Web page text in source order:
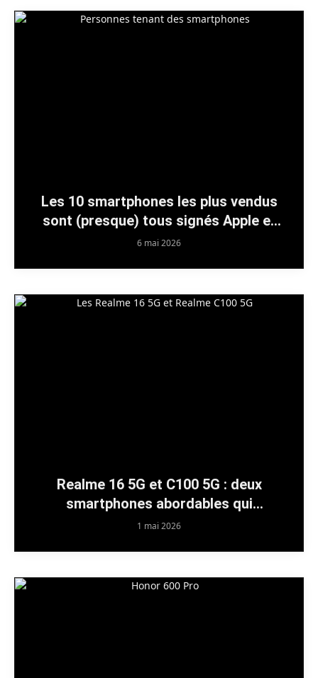
Les 10 smartphones les plus vendus
sont (presque) tous signés Apple et
Samsung : qui peut encore rivaliser ?
6 mai 2026
Realme 16 5G et C100 5G : deux
smartphones abordables qui
promettent la durabilité
1 mai 2026